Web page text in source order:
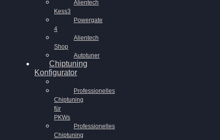
Alientech
Kess3
Powergate
4
Alientech
Shop
Autotuner
Chiptuning
Konfigurator
Professionelles
Chiptuning
für
PKWs
Professionelles
Chiptuning